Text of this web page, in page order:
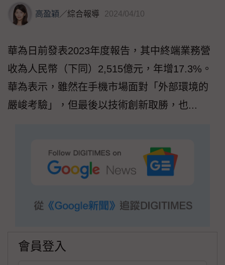
高盈穎／綜合報導 2024/04/10
華為日前發表2023年度報告，其中終端業務營
收為人民幣（下同）2,515億元，年增17.3%。
華為表示，雖然在手機市場面對「外部環境的
嚴峻考驗」，但最後以技術創新取勝，也...
會員登入